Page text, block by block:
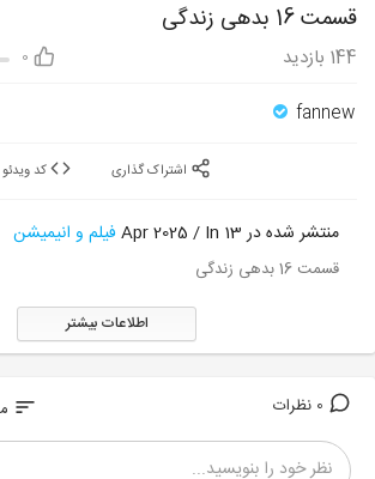
قسمت 16 بدهی زندگی
0 144 بازدید
fannew
منتشر شده در 13 Apr 2025 / In فیلم و انیمیشن
قسمت 16 بدهی زندگی
اطلاعات بیشتر
sort